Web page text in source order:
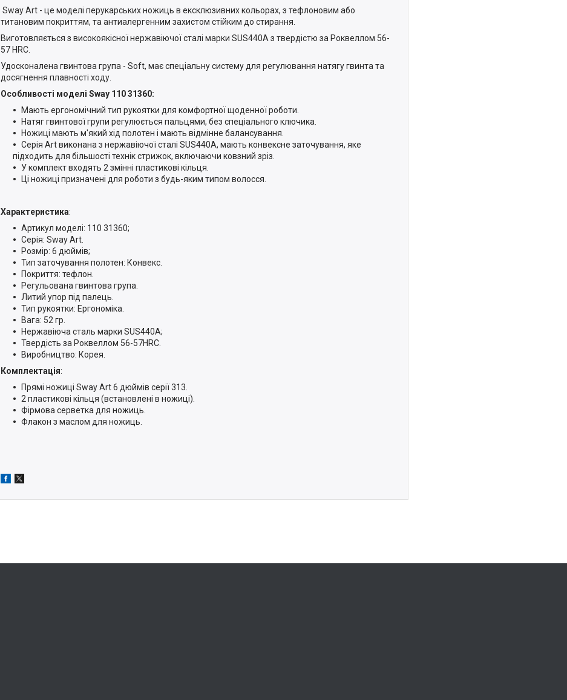
Sway Art - це моделі перукарських ножиць в ексклюзивних кольорах, з тефлоновим або
титановим покриттям, та антиалергенним захистом стійким до стирання.
Виготовляється з високоякісної нержавіючої сталі марки SUS440A з твердістю за Роквеллом 56-
57 HRC.
Удосконалена гвинтова група - Soft, має спеціальну систему для регулювання натягу гвинта та
досягнення плавності ходу.
Особливості моделі Sway 110 31360:
Мають ергономічний тип рукоятки для комфортної щоденної роботи.
Натяг гвинтової групи регулюється пальцями, без спеціального ключика.
Ножиці мають м'який хід полотен і мають відмінне балансування.
Серія Art виконана з нержавіючої сталі SUS440A, мають конвексне заточування, яке
підходить для більшості технік стрижок, включаючи ковзний зріз.
У комплект входять 2 змінні пластикові кільця.
Ці ножиці призначені для роботи з будь-яким типом волосся.
Характеристика:
Артикул моделі: 110 31360;
Серія: Sway Art.
Розмір: 6 дюймів;
Тип заточування полотен: Конвекс.
Покриття: тефлон.
Регульована гвинтова група.
Литий упор під палець.
Тип рукоятки: Ергономіка.
Вага: 52 гр.
Нержавіюча сталь марки SUS440А;
Твердість за Роквеллом 56-57HRC.
Виробництво: Корея.
Комплектація:
Прямі ножиці Sway Art 6 дюймів серії 313.
2 пластикові кільця (встановлені в ножиці).
Фірмова серветка для ножиць.
Флакон з маслом для ножиць.